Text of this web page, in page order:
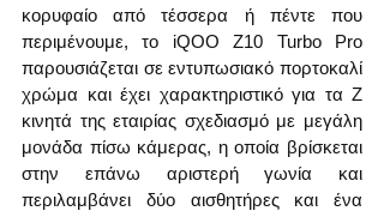
κορυφαίο από τέσσερα ή πέντε που
περιμένουμε, το iQOO Z10 Turbo Pro
παρουσιάζεται σε εντυπωσιακό πορτοκαλί
χρώμα και έχει χαρακτηριστικό για τα Z
κινητά της εταιρίας σχεδιασμό με μεγάλη
μονάδα πίσω κάμερας, η οποία βρίσκεται
στην επάνω αριστερή γωνία και
περιλαμβάνει δύο αισθητήρες και ένα